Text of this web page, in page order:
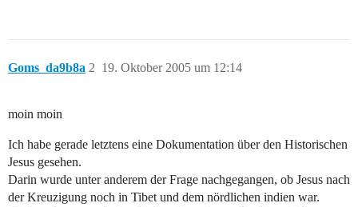
Goms_da9b8a 19. Oktober 2005 um 12:14
2
moin moin
Ich habe gerade letztens eine Dokumentation über den Historischen
Jesus gesehen.
Darin wurde unter anderem der Frage nachgegangen, ob Jesus nach
der Kreuzigung noch in Tibet und dem nördlichen indien war.